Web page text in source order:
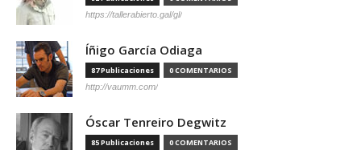
https://tallerabierto.gal/gl/
Íñigo García Odiaga
87 Publicaciones 0 COMENTARIOS
http://vaumm.com/
Óscar Tenreiro Degwitz
85 Publicaciones 0 COMENTARIOS